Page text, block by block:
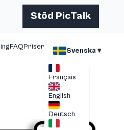
Stöd PicTalk
FAQPriser Svenska ▾
Français
English
Deutsch